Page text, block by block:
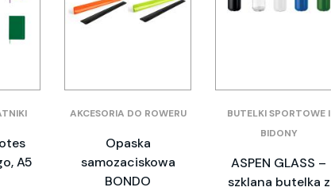
A5
AKCESORIA DO ROWERU
Opaska
samozaciskowa
BONDO
BUTELKI SPORTOWE I
BIDONY
ASPEN GLASS –
szklana butelka z